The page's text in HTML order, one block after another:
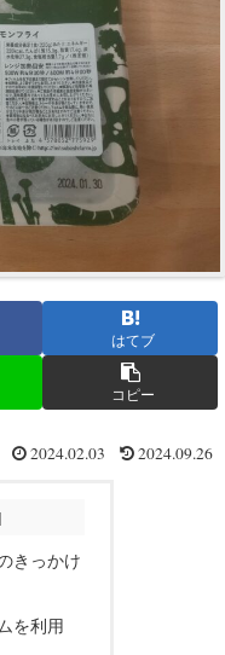
はてブ
コピー
2024.02.03 2024.09.26
きっかけ
を利用